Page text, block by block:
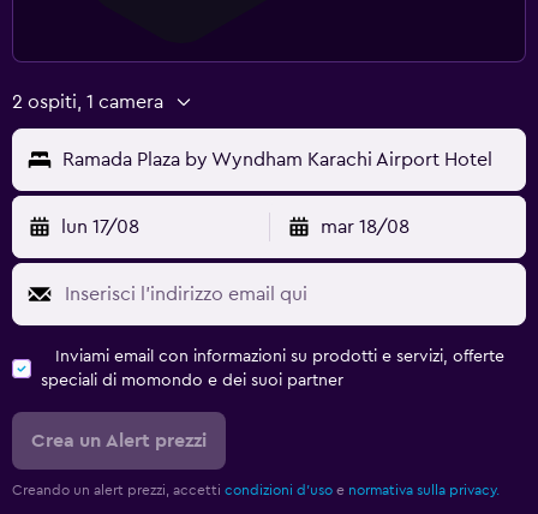
2 ospiti, 1 camera
Ramada Plaza by Wyndham Karachi Airport Hotel
lun 17/08 mar 18/08
Inviami email con informazioni su prodotti e servizi, offerte
speciali di momondo e dei suoi partner
Crea un Alert prezzi
Creando un alert prezzi, accetti condizioni d'uso e normativa sulla privacy.